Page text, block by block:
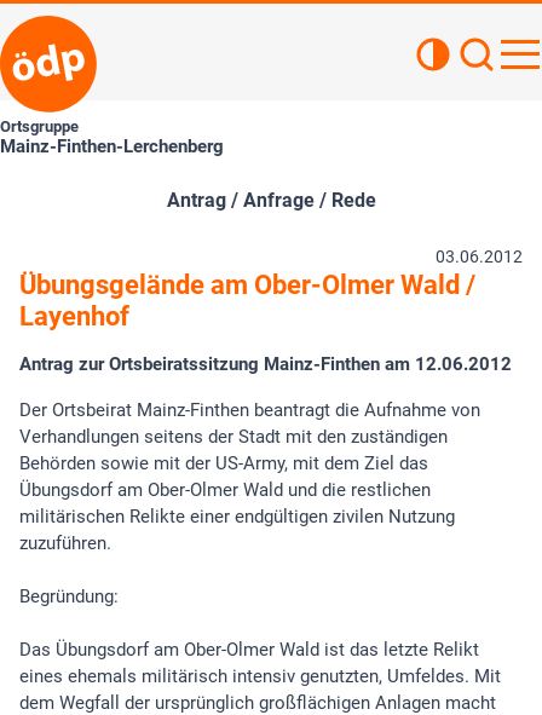
Ortsgruppe
Mainz-Finthen-Lerchenberg
Antrag / Anfrage / Rede
03.06.2012
Übungsgelände am Ober-Olmer Wald /
Layenhof
Antrag zur Ortsbeiratssitzung Mainz-Finthen am 12.06.2012
Der Ortsbeirat Mainz-Finthen beantragt die Aufnahme von
Verhandlungen seitens der Stadt mit den zuständigen
Behörden sowie mit der US-Army, mit dem Ziel das
Übungsdorf am Ober-Olmer Wald und die restlichen
militärischen Relikte einer endgültigen zivilen Nutzung
zuzuführen.
Begründung:
Das Übungsdorf am Ober-Olmer Wald ist das letzte Relikt
eines ehemals militärisch intensiv genutzten, Umfeldes. Mit
dem Wegfall der ursprünglich großflächigen Anlagen macht